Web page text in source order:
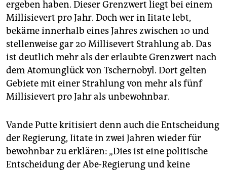
ergeben haben. Dieser Grenzwert liegt bei einem
Millisievert pro Jahr. Doch wer in Iitate lebt,
bekäme innerhalb eines Jahres zwischen 10 und
stellenweise gar 20 Millisevert Strahlung ab. Das
ist deutlich mehr als der erlaubte Grenzwert nach
dem Atomunglück von Tschernobyl. Dort gelten
Gebiete mit einer Strahlung von mehr als fünf
Millisievert pro Jahr als unbewohnbar.
Vande Putte kritisiert denn auch die Entscheidung
der Regierung, Iitate in zwei Jahren wieder für
bewohnbar zu erklären: „Dies ist eine politische
Entscheidung der Abe-Regierung und keine